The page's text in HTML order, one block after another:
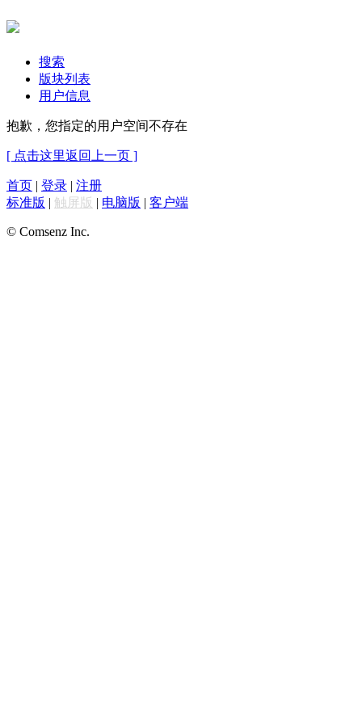
搜索
版块列表
用户信息
抱歉，您指定的用户空间不存在
[ 点击这里返回上一页 ]
首页 | 登录 | 注册
标准版 | 触屏版 | 电脑版 | 客户端
© Comsenz Inc.